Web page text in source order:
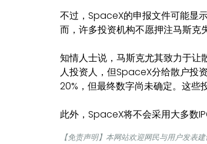
不过，SpaceX的申报文件可能显
而，许多投资机构不愿押注马斯克
知情人士说，马斯克尤其致力于让
人投资人，但SpaceX分给散户投
20%，但最终数字尚未确定。这些
此外，SpaceX将不会采用大多数
【免责声明】本网站欢迎网民与用户发表